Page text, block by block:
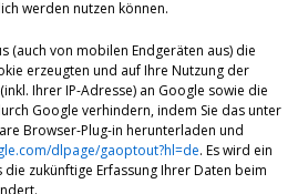
werden nutzen können.
(auch von mobilen Endgeräten aus) die
erzeugten und auf Ihre Nutzung der
Ihrer IP-Adresse) an Google sowie die
Google verhindern, indem Sie das unter
Browser-Plug-in herunterladen und
dlpage/gaoptout?hl=de. Es wird ein
zukünftige Erfassung Ihrer Daten beim